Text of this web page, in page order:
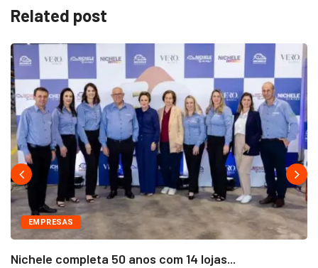
Related post
EMPRESAS
Nichele completa 50 anos com 14 lojas...